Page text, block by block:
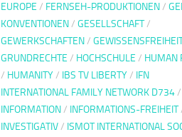
EUROPE / FERNSEH-PRODUKTIONEN/
KONVENTIONEN/ GESELLSCHAFT/
GEWERKSCHAFTEN/
GRUNDRECHTE / HOCHSCHULE / HUMAN
/ HUMANITY/ IBS TV LIBERTY/ IFN
INTERNATIONAL FAMILY NETWORK D734/
INFORMATION/ INFORMATIONS-FREIHEIT
INVESTIGATIV/ ISMOT INTERNATIONAL